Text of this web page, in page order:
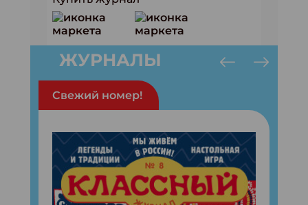
ЖУРНАЛЫ
Свежий номер!